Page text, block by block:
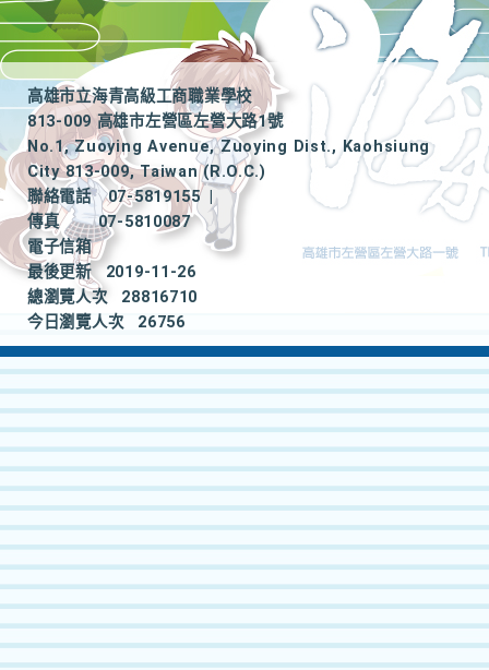
高雄市立海青高級工商職業學校
813-009 高雄市左營區左營大路1號
No.1, Zuoying Avenue, Zuoying Dist., Kaohsiung
City 813-009, Taiwan (R.O.C.)
聯絡電話
07-5819155
|
傳真
07-5810087
電子信箱
最後更新
2019-11-26
總瀏覽人次
28816710
今日瀏覽人次
26756